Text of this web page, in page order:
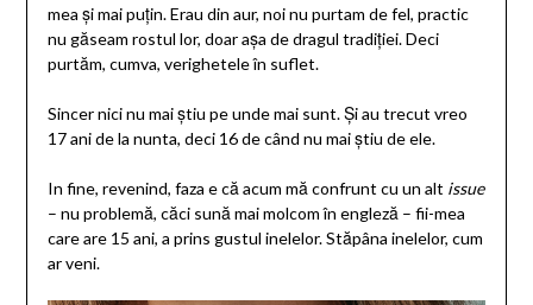
mea și mai puțin. Erau din aur, noi nu purtam de fel, practic
nu găseam rostul lor, doar așa de dragul tradiției. Deci
purtăm, cumva, verighetele în suflet.
Sincer nici nu mai știu pe unde mai sunt. Și au trecut vreo
17 ani de la nunta, deci 16 de când nu mai știu de ele.
In fine, revenind, faza e că acum mă confrunt cu un alt issue
– nu problemă, căci sună mai molcom în engleză – fii-mea
care are 15 ani, a prins gustul inelelor. Stăpâna inelelor, cum
ar veni.